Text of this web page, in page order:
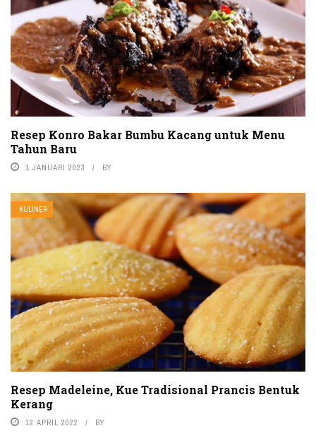
Resep Konro Bakar Bumbu Kacang untuk Menu
Tahun Baru
1 JANUARI 2023 BY
KULINER
Resep Madeleine, Kue Tradisional Prancis Bentuk
Kerang
12 APRIL 2022 BY